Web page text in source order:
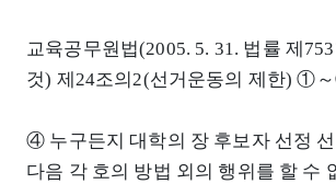
교육공무원법(2005. 5. 31. 법률 제
것) 제24조의2(선거운동의 제한) ①
④ 누구든지 대학의 장 후보자 선정
다음 각 호의 방법 외의 행위를 할 수